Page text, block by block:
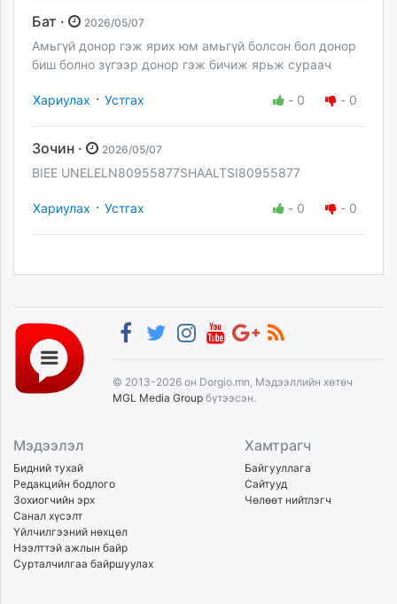
Бат · 2026/05/07
Амьгүй донор гэж ярих юм амьгүй болсон бол донор
биш болно зүгээр донор гэж бичиж ярьж сураач
Хариулах · Устгах - 0 - 0
Зочин · 2026/05/07
BIEE UNELELN80955877SHAALTSI80955877
Хариулах · Устгах - 0 - 0
© 2013-2026 он Dorgio.mn, Мэдээллийн хөтөч
MGL Media Group бүтээсэн.
Мэдээлэл
Бидний тухай
Редакцийн бодлого
Зохиогчийн эрх
Санал хүсэлт
Үйлчилгээний нөхцөл
Нээлттэй ажлын байр
Сурталчилгаа байршуулах
Хамтрагч
Байгууллага
Сайтууд
Чөлөөт нийтлэгч